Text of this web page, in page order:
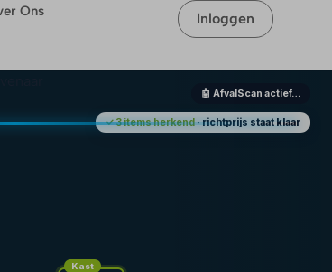
Ons
Inloggen
🤖 AfvalScan actief…
Kast
✓ 3 items herkend· richtprijs staat klaar